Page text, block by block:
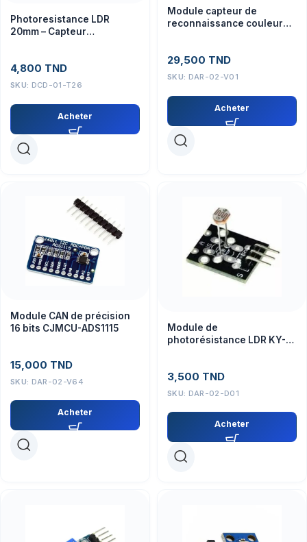
Photoresistance LDR
20mm – Capteur
4,800 TND
SKU: DCD-01-T26
Acheter
Module capteur de
reconnaissance couleur
29,500 TND
SKU: DAR-02-V01
Acheter
Module CAN de précision
16 bits CJMCU-ADS1115
15,000 TND
SKU: DAR-02-V64
Acheter
Module de
photorésistance LDR KY-
3,500 TND
SKU: DAR-02-D01
Acheter